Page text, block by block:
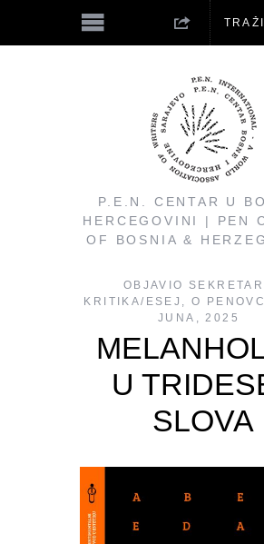
P.E.N. CENTAR U
HERCEGOVINI | PEN
OF BOSNIA &
OBJAVIO
SEKRETAR
KRITIKA/ESEJ , O
JUNA, 2025
U
SLOVA